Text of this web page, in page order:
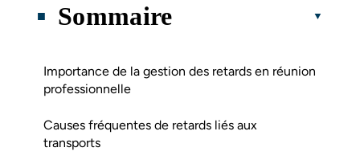
Sommaire
Importance de la gestion des retards en réunion
professionnelle
Causes fréquentes de retards liés aux
transports